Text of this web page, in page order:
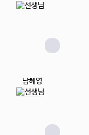
남혜영